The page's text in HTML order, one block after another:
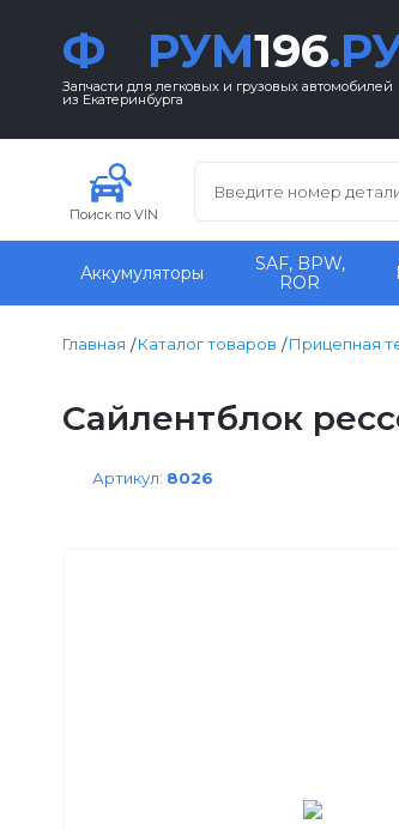
Ф РУМ196
Запчасти для легковых и грузовых автомобилей
из Екатеринбурга
Поиск по VIN
Аккумуляторы
SAF, BPW,
ROR
Главная Каталог товаров Прицепная
Сайлентблок
Артикул: 8026